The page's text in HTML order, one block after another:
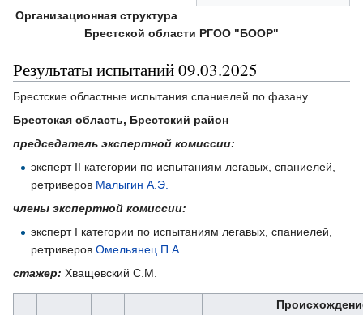
Организационная структура
Брестской области РГОО "БООР"
Результаты испытаний 09.03.2025
Брестские областные испытания спаниелей по фазану
Брестская область, Брестский район
председатель экспертной комиссии:
эксперт II категории по испытаниям легавых, спаниелей,
ретриверов Малыгин А.Э.
члены экспертной комиссии:
эксперт I категории по испытаниям легавых, спаниелей,
ретриверовОмельянец П.А.
стажер: Хващевский С.М.